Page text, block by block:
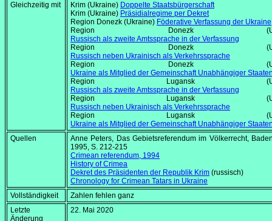
Gleichzeitig mit Krim (Ukraine) Doppelte Staatsbürgerschaft
Krim (Ukraine) Präsidialregime per Dekret
Region Donezk (Ukraine) Föderative Verfassung der Ukraine
Region Donezk
Russisch als zweite Amtssprache in der Verfassung
Region Donezk
Russisch neben Ukrainisch als Verkehrssprache
Region Donezk
Ukraine als Mitglied der Gemeinschaft Unabhängiger
Region Lugansk
Russisch als zweite Amtssprache in der Verfassung
Region Lugansk
Russisch neben Ukrainisch als Verkehrssprache
Region Lugansk
Ukraine als Mitglied der Gemeinschaft Unabhängiger
Quellen
Anne Peters, Das Gebietsreferendum im Völkerrecht,
1995, S. 212-215
Crimean referendum, 1994
History of Crimea
Dekret des Präsidenten der Republik Krim (russisch)
Chronology for Crimean Tatars in Ukraine
Vollständigkeit
Zahlen fehlen ganz
Letzte
Änderung
22. Mai 2020